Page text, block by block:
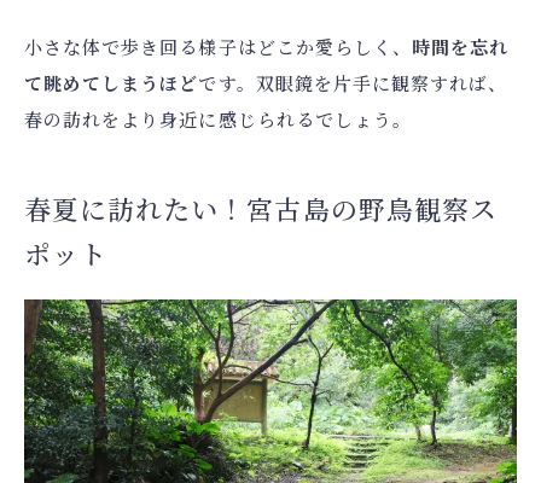
小さな体で歩き回る様子はどこか愛らしく、 時間を忘れ
て眺めてしまうほどです。双眼鏡を片手に観察すれば、
春の訪れをより身近に感じられるでしょう。
春夏に訪れたい！宮古島の野鳥観察ス
ポット